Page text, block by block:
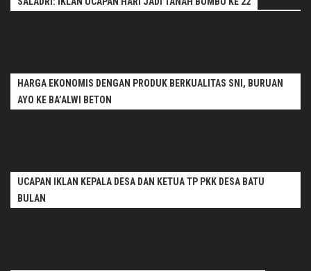
HARGA EKONOMIS DENGAN PRODUK BERKUALITAS SNI, BURUAN
AYO KE BA’ALWI BETON
UCAPAN IKLAN KEPALA DESA DAN KETUA TP PKK DESA BATU
BULAN